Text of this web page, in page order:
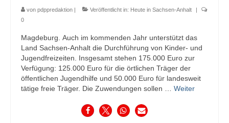
von pdppredaktion | Veröffentlicht in: Heute in Sachsen-Anhalt
|
0
Magdeburg. Auch im kommenden Jahr unterstützt das
Land Sachsen-Anhalt die Durchführung von Kinder- und
Jugendfreizeiten. Insgesamt stehen 175.000 Euro zur
Verfügung: 125.000 Euro für die örtlichen Träger der
öffentlichen Jugendhilfe und 50.000 Euro für landesweit
tätige freie Träger. Die Zuwendungen sollen … Weiter